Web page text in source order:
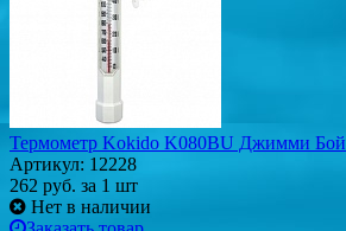
Термометр Kokido K080BU Джимми Бой
Артикул: 12228
262 руб. за 1 шт
Нет в наличии